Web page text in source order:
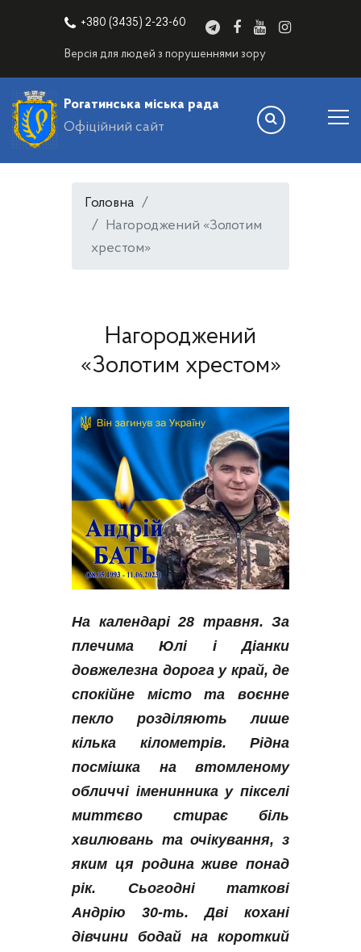
+380 (3435) 2-23-60
Версія для людей з порушеннями зору
Рогатинська міська рада
Офіційний сайт
Головна
Нагороджений «Золотим
хрестом»
Нагороджений
«Золотим хрестом»
На календарі 28 травня. За
плечима Юлі і Діанки
довжелезна дорога у край, де
спокійне місто та воєнне
пекло розділяють лише
кілька кілометрів. Рідна
посмішка на втомленому
обличчі іменинника у пікселі
миттєво стирає біль
хвилювань та очікування, з
яким ця родина живе понад
рік. Сьогодні таткові
Андрію 30-ть. Дві кохані
дівчини бодай на короткий